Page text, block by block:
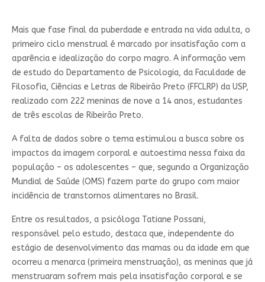
Mais que fase final da puberdade e entrada na vida adulta, o
primeiro ciclo menstrual é marcado por insatisfação com a
aparência e idealização do corpo magro. A informação vem
de estudo do Departamento de Psicologia, da Faculdade de
Filosofia, Ciências e Letras de Ribeirão Preto (FFCLRP) da USP,
realizado com 222 meninas de nove a 14 anos, estudantes
de três escolas de Ribeirão Preto.
A falta de dados sobre o tema estimulou a busca sobre os
impactos da imagem corporal e autoestima nessa faixa da
população – os adolescentes – que, segundo a Organização
Mundial de Saúde (OMS) fazem parte do grupo com maior
incidência de transtornos alimentares no Brasil.
Entre os resultados, a psicóloga Tatiane Possani,
responsável pelo estudo, destaca que, independente do
estágio de desenvolvimento das mamas ou da idade em que
ocorreu a menarca (primeira menstruação), as meninas que já
menstruaram sofrem mais pela insatisfação corporal e se